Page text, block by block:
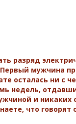
разряд
мужчина
осталась ни с
недель,
и никаких
что